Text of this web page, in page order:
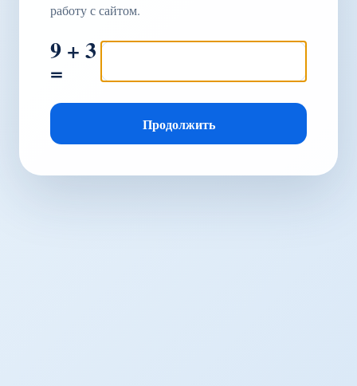
работу с сайтом.
9 + 3
=
Продолжить